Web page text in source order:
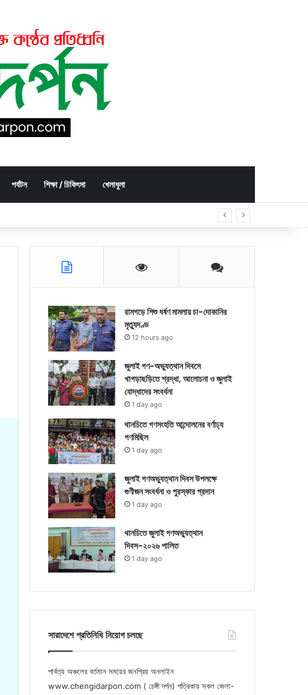
পর্যটন শিক্ষা / চিকিৎসা খেলাধুলা
রামগড়ে শিশু ধর্ষণ মামলায় চা-দোকানির
মৃত্যুদণ্ড
12 hours ago
জুলাই গণ-অভ্যুত্থান দিবসে
খাগড়াছড়িতে শ্রদ্ধা, আলোচনা ও জুলাই
যোদ্ধাদের সংবর্ধনা
1 day ago
থানচিতে গণসংহতি আন্দোলনের বর্ণাঢ্য
গণমিছিল
1 day ago
জুলাই গণঅভ্যুত্থান দিবস উপলক্ষে
গুণীজন সংবর্ধনা ও পুরস্কার প্রদান
1 day ago
থানচিতে জুলাই গণঅভ্যুত্থান
দিবস-২০২৬ পালিত
1 day ago
সারাদেশে প্রতিনিধি নিয়োগ চলছে
পার্বত্য অঞ্চলের বর্তমান সময়ের জনপ্রিয় অনলাইন
www.chengidarpon.com ( চেঙ্গী দর্পন) পত্রিকায় সকল জেলা-